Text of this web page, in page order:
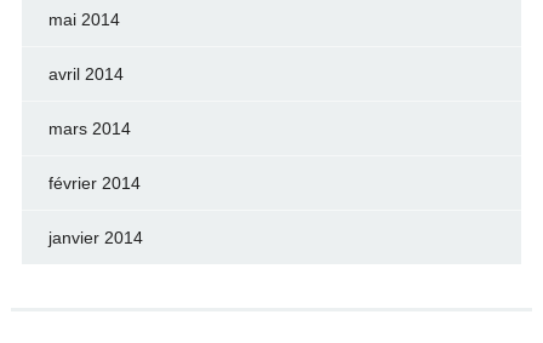
mai 2014
avril 2014
mars 2014
février 2014
janvier 2014